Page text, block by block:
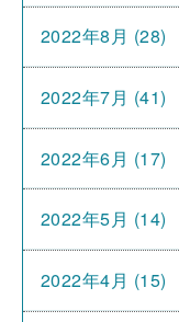
2022年8月 (28)
2022年7月 (41)
2022年6月 (17)
2022年5月 (14)
2022年4月 (15)